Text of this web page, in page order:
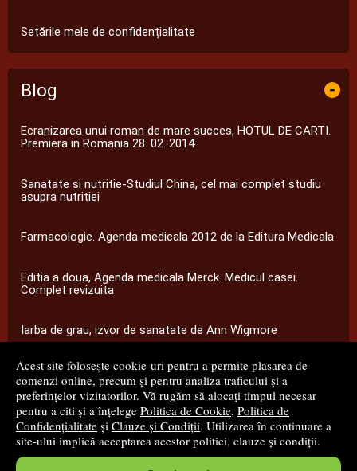
Acest site folosește cookie-uri pentru a permite plasarea de
comenzi online, precum și pentru analiza traficului și a
preferințelor vizitatorilor. Vă rugăm să alocați timpul necesar
pentru a citi și a înțelege Politica de Cookie, Politica de
Confidențialitate și Clauze și Condiții. Utilizarea în continuare a
site-ului implică acceptarea acestor politici, clauze și condiții.
Setările mele de confidențialitate
Blog -
Ecranizarea unui roman de mare succes, HOTUL DE CARTI.
Premiera in Romania 28. 02. 2014
Sanatate si nutritie-Studiul China, cel mai complet studiu
asupra nutritiei
Farmacologie. Agenda medicala 2012 de la Editura Medicala
Editia a doua, Agenda medicala Merck. Medicul casei.
Complet revizuita
Iarba de grau, izvor de sanatate de Ann Wigmore
...toate știrile
© 2008 - 2026S.C. M.G. Net Distribution S.R.L.
Magazin onlinecreat deVital Soft